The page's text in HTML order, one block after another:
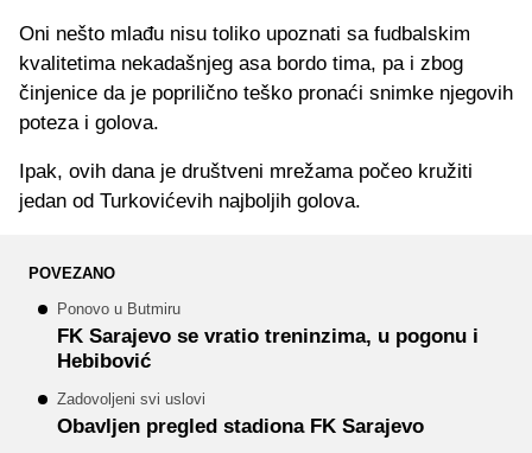
Oni nešto mlađu nisu toliko upoznati sa fudbalskim
kvalitetima nekadašnjeg asa bordo tima, pa i zbog
činjenice da je poprilično teško pronaći snimke njegovih
poteza i golova.
Ipak, ovih dana je društveni mrežama počeo kružiti
jedan od Turkovićevih najboljih golova.
POVEZANO
Ponovo u Butmiru
FK Sarajevo se vratio treninzima, u pogonu i
Hebibović
Zadovoljeni svi uslovi
Obavljen pregled stadiona FK Sarajevo